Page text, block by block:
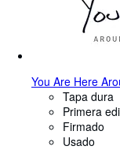
You Are Here
Tapa dura
Primera
Firmado
Usado